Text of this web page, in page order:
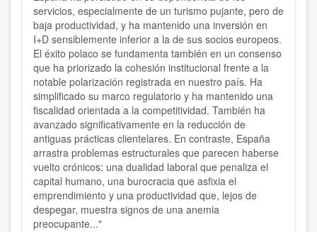
servicios, especialmente de un turismo pujante, pero de
baja productividad, y ha mantenido una inversión en
I+D sensiblemente inferior a la de sus socios europeos.
El éxito polaco se fundamenta también en un consenso
que ha priorizado la cohesión institucional frente a la
notable polarización registrada en nuestro país. Ha
simplificado su marco regulatorio y ha mantenido una
fiscalidad orientada a la competitividad. También ha
avanzado significativamente en la reducción de
antiguas prácticas clientelares. En contraste, España
arrastra problemas estructurales que parecen haberse
vuelto crónicos: una dualidad laboral que penaliza el
capital humano, una burocracia que asfixia el
emprendimiento y una productividad que, lejos de
despegar, muestra signos de una anemia
preocupante..."